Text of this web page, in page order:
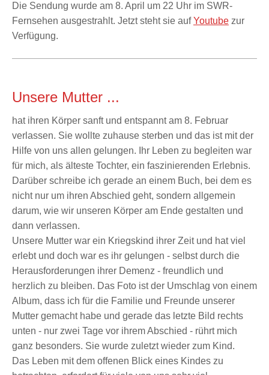
Die Sendung wurde am 8. April um 22 Uhr im SWR-
Fernsehen ausgestrahlt. Jetzt steht sie aufYoutube zur
Verfügung.
Unsere Mutter ...
hat ihren Körper sanft und entspannt am 8. Februar
verlassen. Sie wollte zuhause sterben und das ist mit der
Hilfe von uns allen gelungen. Ihr Leben zu begleiten war
für mich, als älteste Tochter, ein faszinierenden Erlebnis.
Darüber schreibe ich gerade an einem Buch, bei dem es
nicht nur um ihren Abschied geht, sondern allgemein
darum, wie wir unseren Körper am Ende gestalten und
dann verlassen.
Unsere Mutter war ein Kriegskind ihrer Zeit und hat viel
erlebt und doch war es ihr gelungen - selbst durch die
Herausforderungen ihrer Demenz - freundlich und
herzlich zu bleiben. Das Foto ist der Umschlag von einem
Album, dass ich für die Familie und Freunde unserer
Mutter gemacht habe und gerade das letzte Bild rechts
unten - nur zwei Tage vor ihrem Abschied - rührt mich
ganz besonders. Sie wurde zuletzt wieder zum Kind.
Das Leben mit dem offenen Blick eines Kindes zu